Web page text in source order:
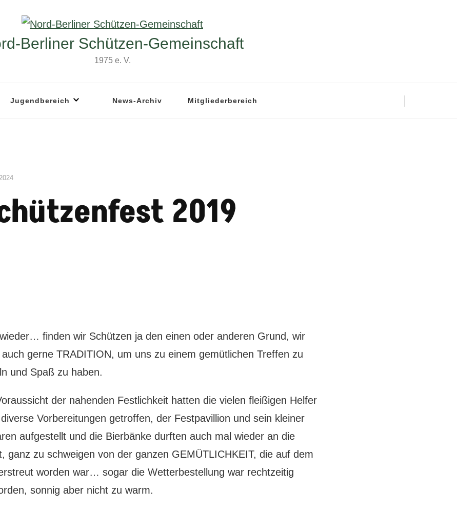
Berliner Schützen-Gemeinschaft
1975 e. V.
Jugendbereich News-Archiv Mitgliederbereich
2019
finden wir Schützen ja den einen oder anderen Grund, wir
gerne TRADITION, um uns zu einem gemütlichen Treffen zu
und Spaß zu haben.
der nahenden Festlichkeit hatten die vielen fleißigen Helfer
Vorbereitungen getroffen, der Festpavillion und sein kleiner
aufgestellt und die Bierbänke durften auch mal wieder an die
ganz zu schweigen von der ganzen GEMÜTLICHKEIT, die auf dem
worden war… sogar die Wetterbestellung war rechtzeitig
sonnig aber nicht zu warm.